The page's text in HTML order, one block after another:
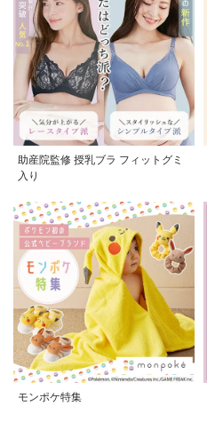
助産院監修 授乳ブラ フィットグミ
入り
モンポケ特集